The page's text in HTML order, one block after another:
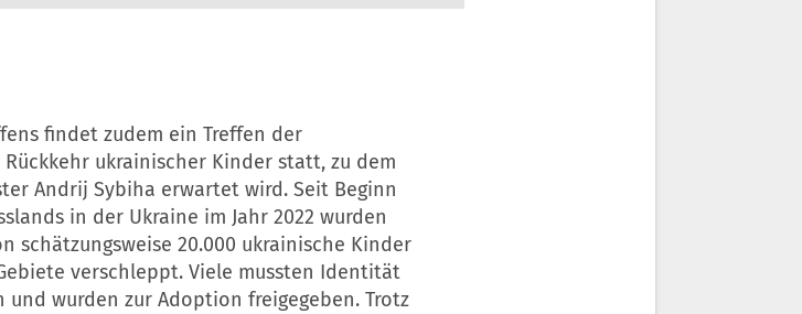
findet zudem ein Treffen der
ukrainischer Kinder statt, zu dem
Andrij Sybiha erwartet wird. Seit Beginn
in der Ukraine im Jahr 2022 wurden
schätzungsweise 20.000 ukrainische Kinder
verschleppt. Viele mussten Identität
wurden zur Adoption freigegeben. Trotz